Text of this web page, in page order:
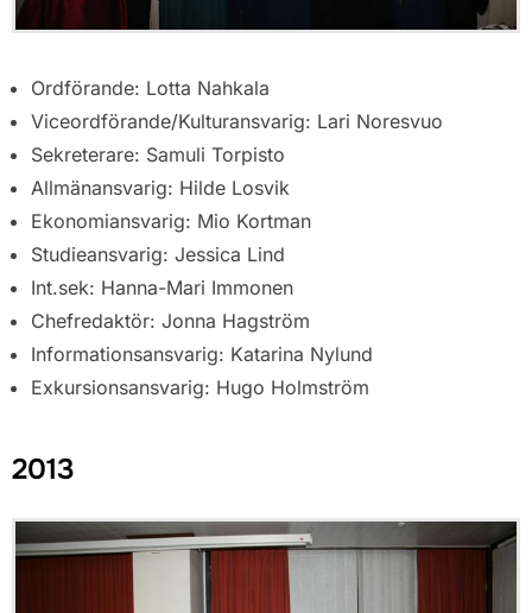
Ordförande: Lotta Nahkala
Viceordförande/Kulturansvarig: Lari Noresvuo
Sekreterare: Samuli Torpisto
Allmänansvarig: Hilde Losvik
Ekonomiansvarig: Mio Kortman
Studieansvarig: Jessica Lind
Int.sek: Hanna-Mari Immonen
Chefredaktör: Jonna Hagström
Informationsansvarig: Katarina Nylund
Exkursionsansvarig: Hugo Holmström
2013